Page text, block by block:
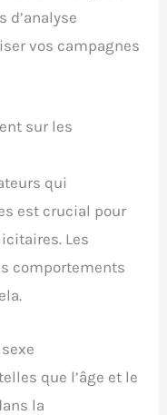
vos campagnes
sur les
qui
est crucial pour
Les
comportements
que l’âge et le
la